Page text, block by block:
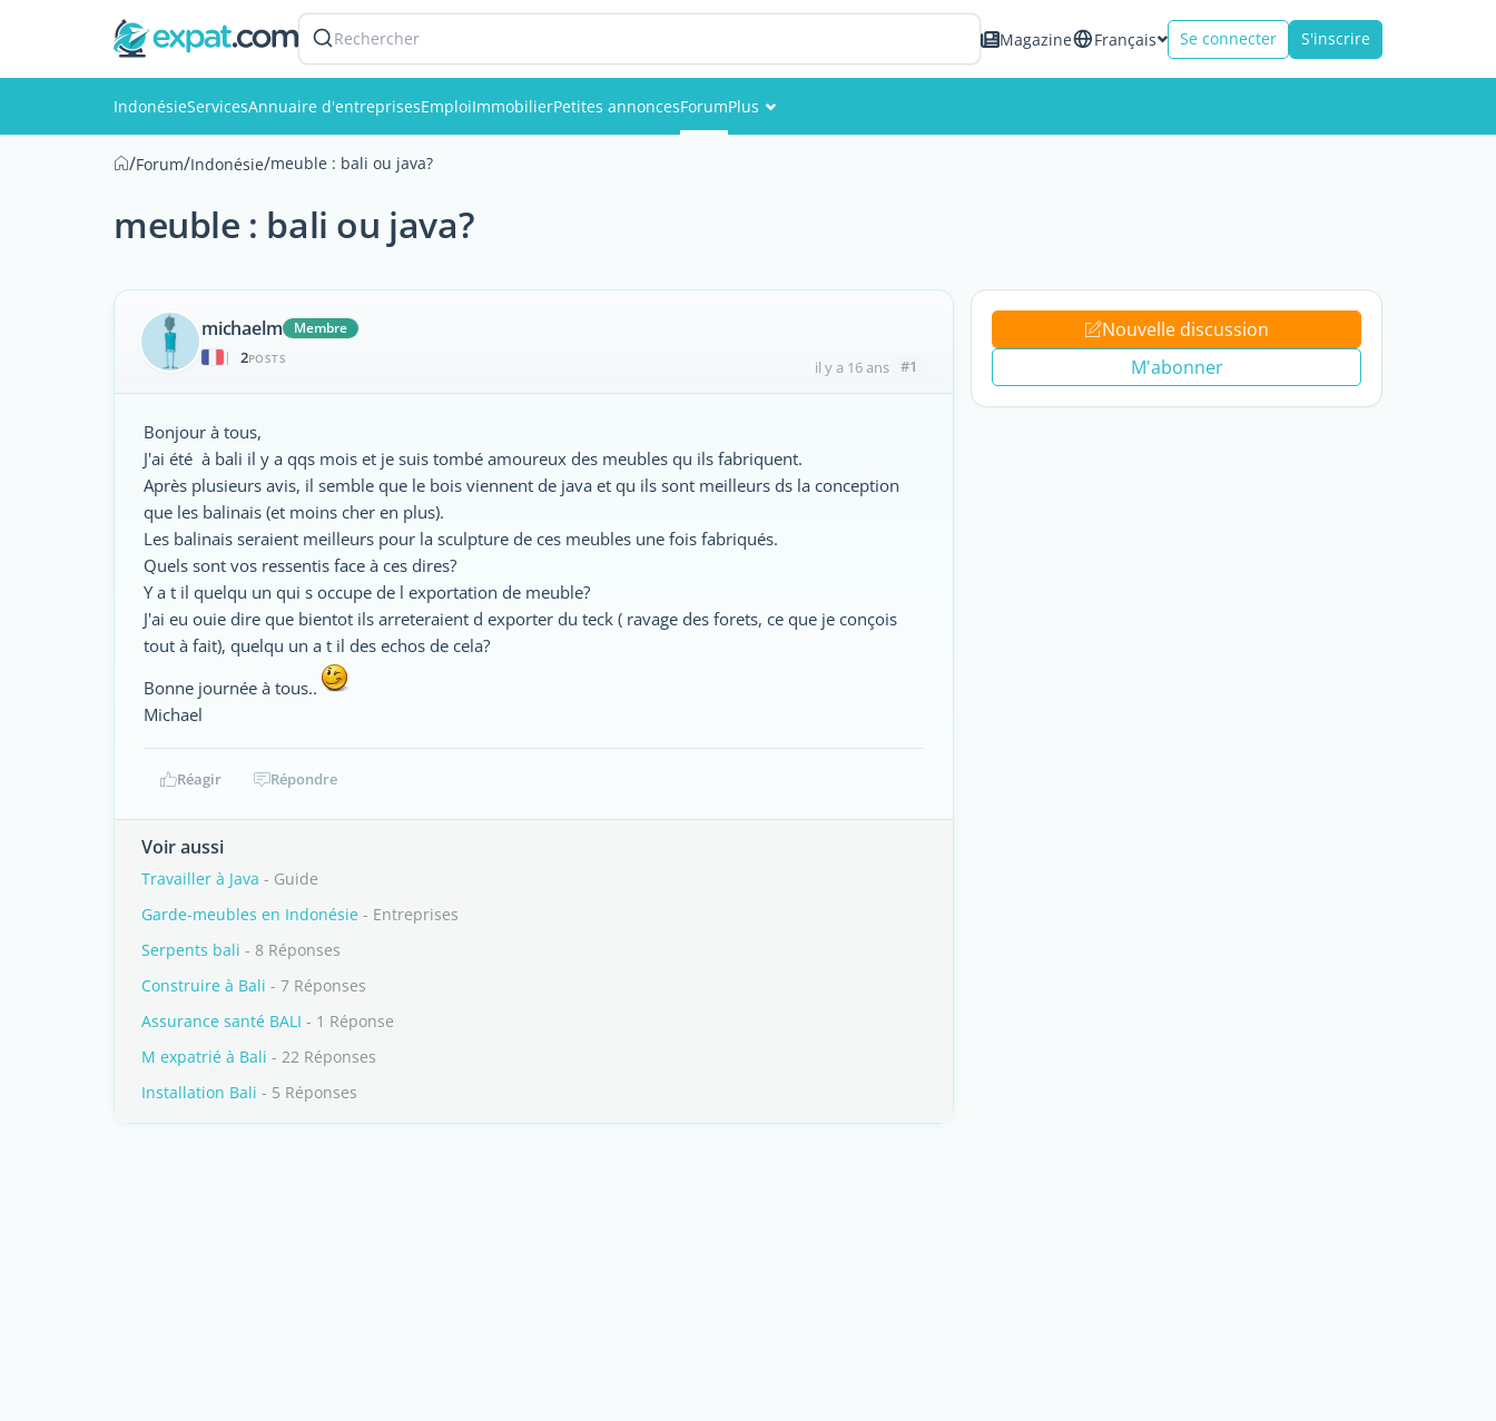
Rechercher Magazine Français Se connecter S'inscrire
IndonésieServicesAnnuaire d'entreprisesEmploiImmobilierPetites annoncesForumPlus
/Forum/Indonésie/meuble : bali ou java?
meuble : bali ou java?
michaelm
Membre
|
2POSTS il y a 16 ans #1
Bonjour à tous,
J'ai été à bali il y a qqs mois et je suis tombé amoureux des meubles qu ils fabriquent.
Après plusieurs avis, il semble que le bois viennent de java et qu ils sont meilleurs ds la conception
que les balinais (et moins cher en plus).
Les balinais seraient meilleurs pour la sculpture de ces meubles une fois fabriqués.
Quels sont vos ressentis face à ces dires?
Y a t il quelqu un qui s occupe de l exportation de meuble?
J'ai eu ouie dire que bientot ils arreteraient d exporter du teck ( ravage des forets, ce que je conçois
tout à fait), quelqu un a t il des echos de cela?
Bonne journée à tous..
Michael
Réagir Répondre
Voir aussi
Travailler à Java - Guide
Garde-meubles en Indonésie - Entreprises
Serpents bali - 8 Réponses
Construire à Bali - 7 Réponses
Assurance santé BALI - 1 Réponse
M expatrié à Bali - 22 Réponses
Installation Bali - 5 Réponses
Nouvelle discussion
M'abonner